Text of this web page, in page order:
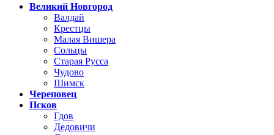
Великий Новгород
Валдай
Крестцы
Малая Вишера
Сольцы
Старая Русса
Чудово
Шимск
Череповец
Псков
Гдов
Дедовичи